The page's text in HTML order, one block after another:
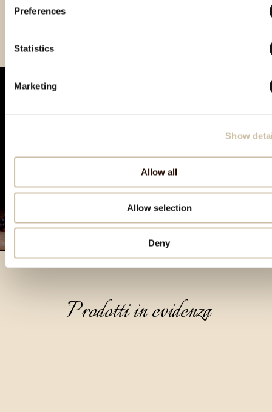
Preferences
Statistics
Marketing
Show
Allow all
Allow selection
Deny
Prodotti in evidenza